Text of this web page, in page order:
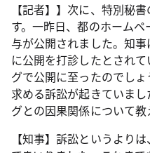
【記者】】次に、特別秘
す。一昨日、都のホーム
与が公開されました。知
に公開を打診したとされ
グで公開に至ったのでし
求める訴訟が起きていま
グとの因果関係について教
【知事】訴訟というより